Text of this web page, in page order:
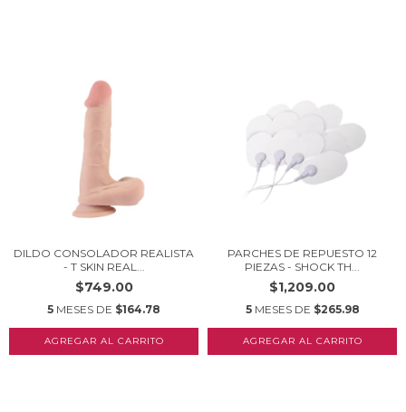
DILDO CONSOLADOR REALISTA
- T SKIN REAL...
$749.00
5 MESES DE $164.78
PARCHES DE REPUESTO 12
PIEZAS - SHOCK TH...
$1,209.00
5 MESES DE $265.98